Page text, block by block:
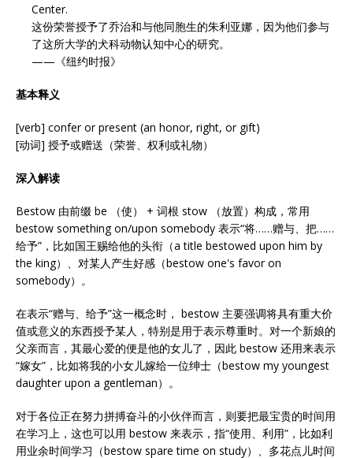
Center.
这份荣誉授予了乔治和与他同胞生的朱利亚娜，因为他们参与
了这所大学的犬科动物认知中心的研究。
——《纽约时报》
基本释义
[verb] confer or present (an honor, right, or gift)
[动词] 授予或赠送（荣誉、权利或礼物）
深入解读
Bestow 由前缀 be （使） + 词根 stow （放置）构成，常用
bestow something on/upon somebody 表示“将……赠与、把……
给予”，比如国王赐给他的头衔（a title bestowed upon him by
the king）、对某人产生好感（bestow one's favor on
somebody）。
在表示“赠与、给予”这一概念时， bestow 主要强调将具有重大价
值或意义的东西授予某人，特别是用于表示尊重时。对一个新娘的
父亲而言，其最心爱的便是他的女儿了，因此 bestow 还用来表示
“嫁女”，比如将我的小女儿嫁给一位绅士（bestow my youngest
daughter upon a gentleman）。
对于各位正在努力拼搏奋斗的小伙伴而言，则要把最宝贵的时间用
在学习上，这也可以用 bestow 来表示，指“使用、利用”，比如利
用业余时间学习（bestow spare time on study）、多花点儿时间